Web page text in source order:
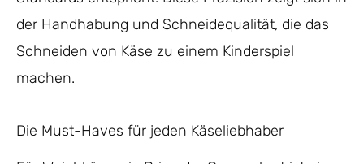
der Handhabung und Schneidequalität, die das
Schneiden von Käse zu einem Kinderspiel
machen.
Die Must-Haves für jeden Käseliebhaber